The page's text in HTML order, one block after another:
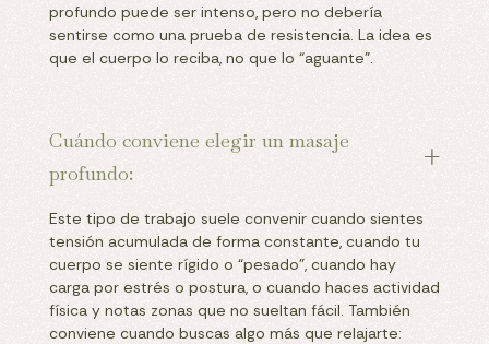
profundo puede ser intenso, pero no debería
sentirse como una prueba de resistencia. La idea es
que el cuerpo lo reciba, no que lo “aguante”.
Cuándo conviene elegir un masaje
profundo:
Este tipo de trabajo suele convenir cuando sientes
tensión acumulada de forma constante, cuando tu
cuerpo se siente rígido o “pesado”, cuando hay
carga por estrés o postura, o cuando haces actividad
física y notas zonas que no sueltan fácil. También
conviene cuando buscas algo más que relajarte: